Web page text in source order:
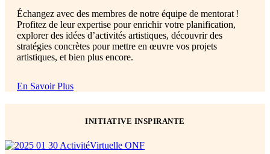
Échangez avec des membres de notre équipe de mentorat !
Profitez de leur expertise pour enrichir votre planification,
explorer des idées d’activités artistiques, découvrir des
stratégies concrètes pour mettre en œuvre vos projets
artistiques, et bien plus encore.
En Savoir Plus
INITIATIVE INSPIRANTE